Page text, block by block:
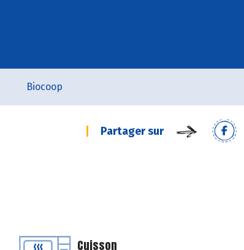
Biocoop
Partager sur
Cuisson